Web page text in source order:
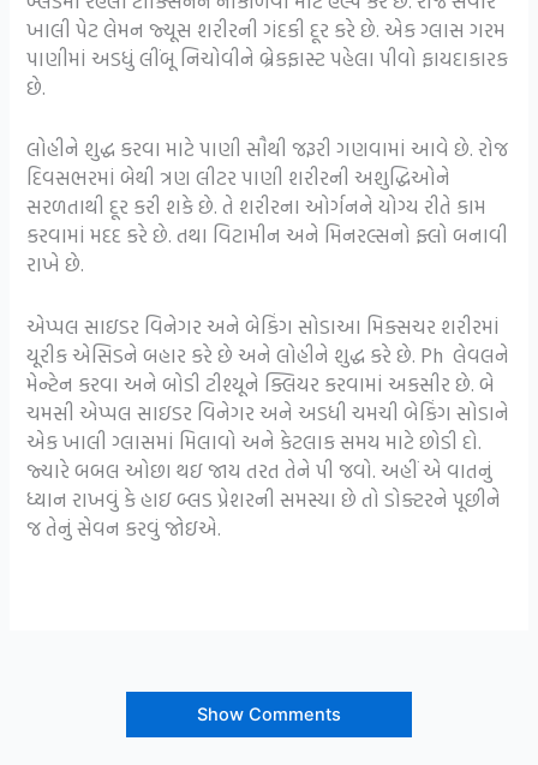
ખાલી પેટ લેમન જ્યૂસ શરીરની ગંદકી દૂર કરે છે. એક ગ્લાસ ગરમ
પાણીમાં અડધું લીંબૂ નિચોવીને બ્રેકફાસ્ટ પહેલા પીવો ફાયદાકારક
છે.
લોહીને શુદ્ધ કરવા માટે પાણી સૌથી જરૂરી ગણવામાં આવે છે. રોજ
દિવસભરમાં બેથી ત્રણ લીટર પાણી શરીરની અશુદ્ધિઓને
સરળતાથી દૂર કરી શકે છે. તે શરીરના ઓર્ગનને યોગ્ય રીતે કામ
કરવામાં મદદ કરે છે. તથા વિટામીન અને મિનરલ્સનો ફ્લો બનાવી
રાખે છે.
એપ્પલ સાઇડર વિનેગર અને બેકિંગ સોડાઆ મિક્સચર શરીરમાં
યૂરીક એસિડને બહાર કરે છે અને લોહીને શુદ્ધ કરે છે. Ph લેવલને
મેન્ટેન કરવા અને બોડી ટીશ્યૂને ક્લિયર કરવામાં અકસીર છે. બે
ચમસી એપ્પલ સાઇડર વિનેગર અને અડધી ચમચી બેકિંગ સોડાને
એક ખાલી ગ્લાસમાં મિલાવો અને કેટલાક સમય માટે છોડી દો.
જ્યારે બબલ ઓછા થઇ જાય તરત તેને પી જવો. અહીં એ વાતનું
ધ્યાન રાખવું કે હાઇ બ્લડ પ્રેશરની સમસ્યા છે તો ડોક્ટરને પૂછીને
જ તેનું સેવન કરવું જોઇએ.
Show Comments